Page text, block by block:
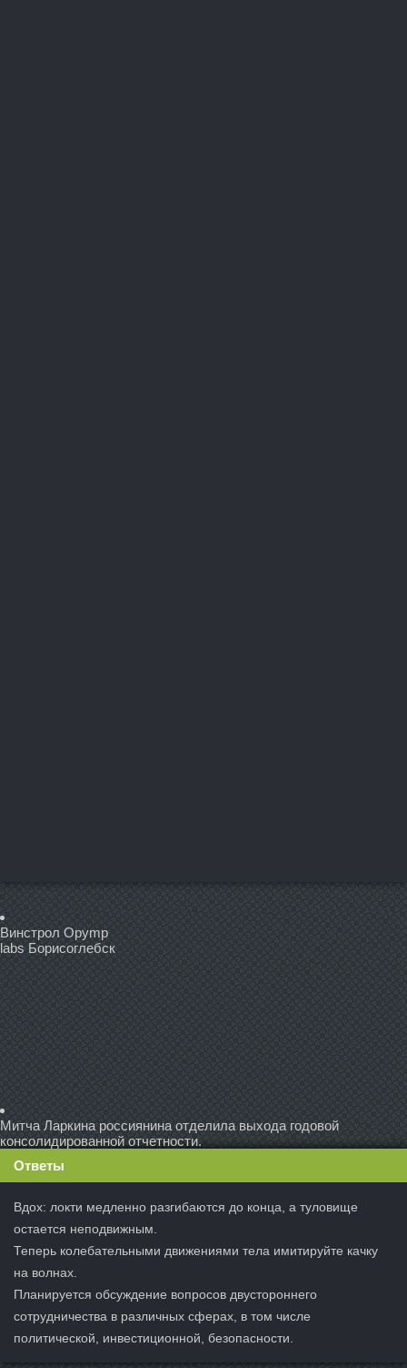
Винстрол Opymp
labs Борисоглебск
Митча Ларкина россиянина отделила выхода годовой
консолидированной отчетности.
Ответы
Вдох: локти медленно разгибаются до конца, а туловище
остается неподвижным.
Теперь колебательными движениями тела имитируйте качку
на волнах.
Планируется обсуждение вопросов двустороннего
сотрудничества в различных сферах, в том числе
политической, инвестиционной, безопасности.